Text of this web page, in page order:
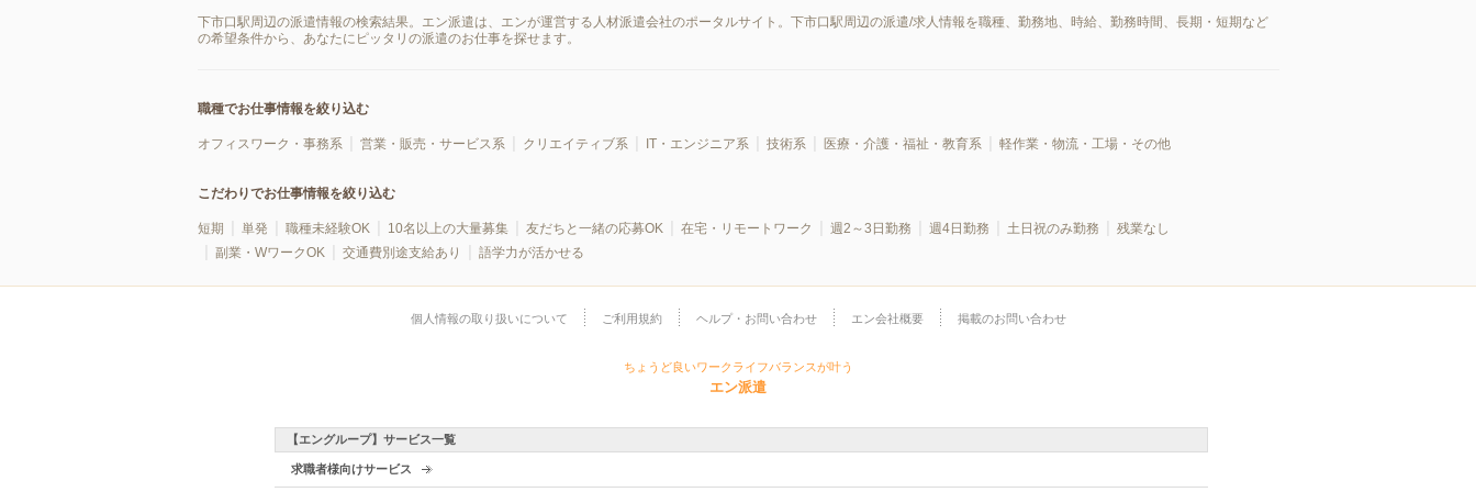
下市口駅周辺の派遣情報の検索結果。エン派遣は、エンが運営する人材派遣会社のポータルサイト。下市口駅周辺の派遣/求人情報を職種、勤務地、時給、勤務時間、長期・短期など
の希望条件から、あなたにピッタリの派遣のお仕事を探せます。
職種でお仕事情報を絞り込む
オフィスワーク・事務系 営業・販売・サービス系 クリエイティブ系 IT・エンジニア系 技術系 医療・介護・福祉・教育系 軽作業・物流・工場・その他
こだわりでお仕事情報を絞り込む
短期 単発 職種未経験OK 10名以上の大量募集 友だちと一緒の応募OK 在宅・リモートワーク 週2～3日勤務 週4日勤務 土日祝のみ勤務
残業なし
副業・WワークOK
交通費別途支給あり 語学力が活かせる
個人情報の取り扱いについて ご利用規約 ヘルプ・お問い合わせ エン会社概要 掲載のお問い合わせ
ちょうど良いワークライフバランスが叶う
エン派遣
【エングループ】サービス一覧
求職者様向けサービス